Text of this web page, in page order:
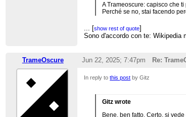
A Trameoscure: capisco che
Perché se no, stai facendo
[show rest of quote]
Sono d'accordo con te: Wikipedia
TrameOscure Jun 22, 2025; 7:47pm Re:
In reply tothis post by Gitz
Gitz wrote
Bene, ben fatto. Certo, si